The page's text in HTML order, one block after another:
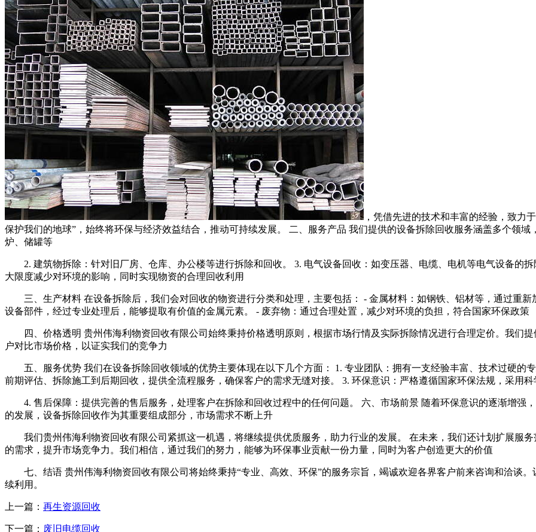
，凭借先进的技术和丰富的经验，致力
保护我们的地球”，始终将环保与经济效益结合，推动可持续发展。 二、服务产品 我们提供的设备拆除回收服务涵盖多个领
炉、储罐等
2. 建筑物拆除：针对旧厂房、仓库、办公楼等进行拆除和回收。 3. 电气设备回收：如变压器、电缆、电机等电气设备的
大限度减少对环境的影响，同时实现物资的合理回收利用
三、生产材料 在设备拆除后，我们会对回收的物资进行分类和处理，主要包括： - 金属材料：如钢铁、铝材等，通过重
设备部件，经过专业处理后，能够提取有价值的金属元素。 - 废弃物：通过合理处置，减少对环境的负担，符合国家环保政策
四、价格透明 贵州伟海利物资回收有限公司始终秉持价格透明原则，根据市场行情及实际拆除情况进行合理定价。我们
户对比市场价格，以证实我们的竞争力
五、服务优势 我们在设备拆除回收领域的优势主要体现在以下几个方面： 1. 专业团队：拥有一支经验丰富、技术过硬的
前期评估、拆除施工到后期回收，提供全流程服务，确保客户的需求无缝对接。 3. 环保意识：严格遵循国家环保法规，采用
4. 售后保障：提供完善的售后服务，处理客户在拆除和回收过程中的任何问题。 六、市场前景 随着环保意识的逐渐增强
的发展，设备拆除回收作为其重要组成部分，市场需求不断上升
我们贵州伟海利物资回收有限公司紧抓这一机遇，将继续提供优质服务，助力行业的发展。 在未来，我们还计划扩展服
的需求，提升市场竞争力。我们相信，通过我们的努力，能够为环保事业贡献一份力量，同时为客户创造更大的价值
七、结语 贵州伟海利物资回收有限公司将始终秉持“专业、高效、环保”的服务宗旨，竭诚欢迎各界客户前来咨询和洽谈
续利用。
上一篇： 再生资源回收
下一篇： 废旧电缆回收